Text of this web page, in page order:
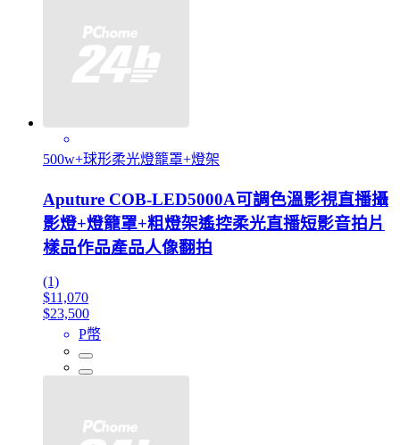
500w+球形柔光燈籠罩+燈架
Aputure COB-LED5000A可調色溫影視直播攝
影燈+燈籠罩+粗燈架遙控柔光直播短影音拍片
樣品作品產品人像翻拍
(1)
$11,070
$23,500
P幣